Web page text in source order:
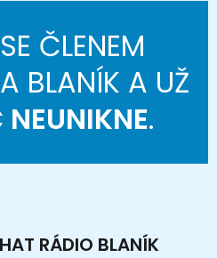
ČLENEM
BLANÍK A UŽ
NEUNIKNE.
RÁDIO BLANÍK